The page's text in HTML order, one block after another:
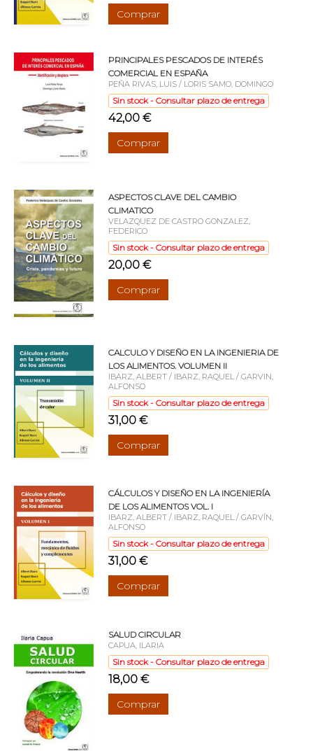
Comprar
PRINCIPALES PESCADOS DE INTERÉS
COMERCIAL EN ESPAÑA
PEÑA RIVAS, LUIS / LORIS SAMO, DOMINGO
Sin stock - Consultar plazo de entrega
42,00 €
Comprar
ASPECTOS CLAVE DEL CAMBIO
CLIMATICO
VELAZQUEZ DE CASTRO GONZALEZ,
FEDERICO
Sin stock - Consultar plazo de entrega
20,00 €
Comprar
CALCULO Y DISEÑO EN LA INGENIERIA DE
LOS ALIMENTOS. VOLUMEN II
IBARZ, ALBERT / IBARZ, RAQUEL / GARVIN,
ALFONSO
Sin stock - Consultar plazo de entrega
31,00 €
Comprar
CÁLCULOS Y DISEÑO EN LA INGENIERÍA
DE LOS ALIMENTOS VOL. I
IBARZ, ALBERT / IBARZ, RAQUEL / GARVÍN,
ALFONSO
Sin stock - Consultar plazo de entrega
31,00 €
Comprar
SALUD CIRCULAR
CAPUA, ILARIA
Sin stock - Consultar plazo de entrega
18,00 €
Comprar